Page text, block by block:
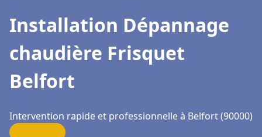
Installation Dépannage
chaudière Frisquet
Belfort
Intervention rapide et professionnelle à Belfort (90000)